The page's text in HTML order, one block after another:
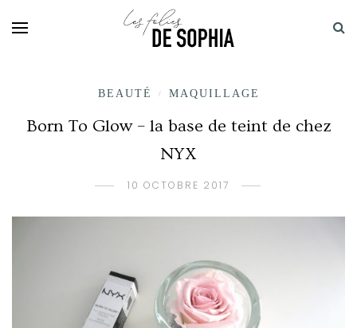
BEAUTÉ / MAQUILLAGE
Born To Glow – la base de teint de chez
NYX
10 OCTOBRE 2017